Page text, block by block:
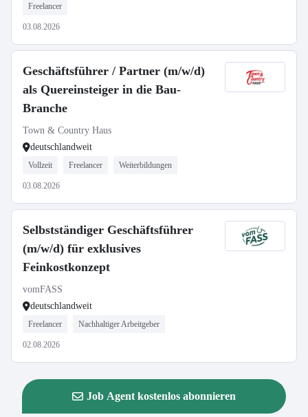
Freelancer
03.08.2026
Geschäftsführer / Partner (m/w/d)
als Quereinsteiger in die Bau-
Branche
Town & Country Haus
deutschlandweit
Vollzeit Freelancer Weiterbildungen
03.08.2026
Selbstständiger Geschäftsführer
(m/w/d) für exklusives
Feinkostkonzept
vomFASS
deutschlandweit
Freelancer Nachhaltiger Arbeitgeber
02.08.2026
Job Agent kostenlos abonnieren